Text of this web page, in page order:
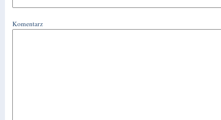
Komentarz